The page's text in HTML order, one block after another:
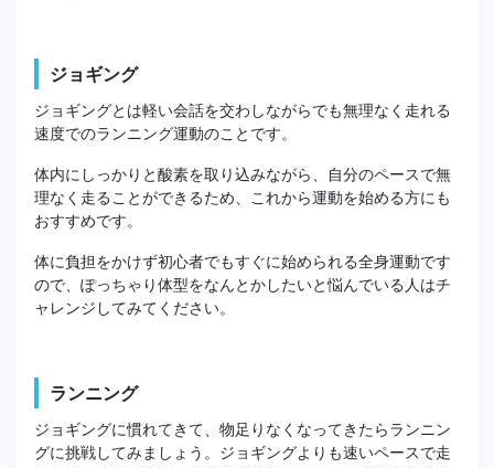
ジョギング
ジョギングとは軽い会話を交わしながらでも無理なく走れる
速度でのランニング運動のことです。
体内にしっかりと酸素を取り込みながら、自分のペースで無
理なく走ることができるため、これから運動を始める方にも
おすすめです。
体に負担をかけず初心者でもすぐに始められる全身運動です
ので、ぽっちゃり体型をなんとかしたいと悩んでいる人はチ
ャレンジしてみてください。
ランニング
ジョギングに慣れてきて、物足りなくなってきたらランニン
グに挑戦してみましょう。ジョギングよりも速いペースで走